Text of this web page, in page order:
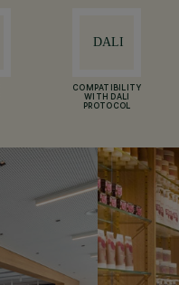
COMPATIBILITY
WITH DALI
PROTOCOL